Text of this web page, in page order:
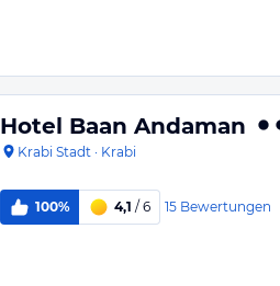
Hotel Baan Andaman
Krabi Stadt · Krabi
100% 4,1 / 6 15 Bewertungen